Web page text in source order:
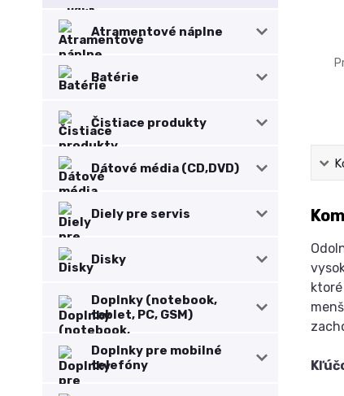
Atramentové náplne
Batérie
Čistiace produkty
Dátové média (CD,DVD)
Diely pre servis
Disky
Doplnky (notebook,
tablet, PC, GSM)
Doplnky pre mobilné
telefóny